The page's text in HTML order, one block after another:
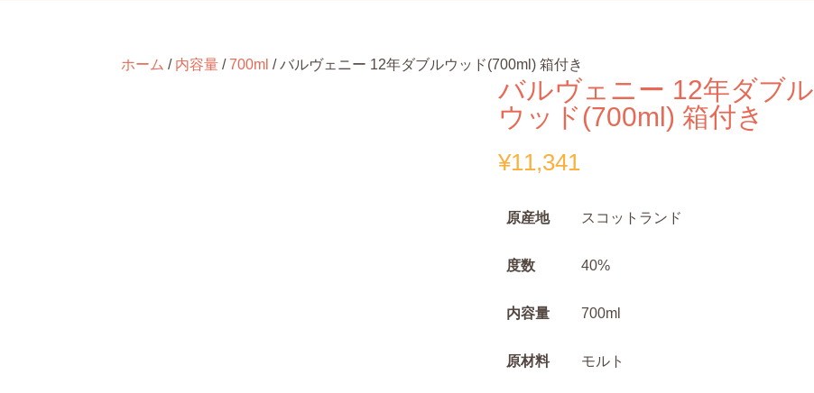
ホーム / 内容量 /700ml / バルヴェニー 12年ダブルウッド(700ml) 箱付き
バルヴェニー 12年ダブル
ウッド(700ml) 箱付き
¥11,341
原産地 スコットランド
度数 40%
内容量 700ml
原材料 モルト